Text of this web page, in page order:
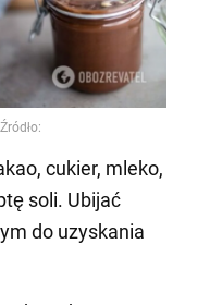
cukier, mleko,
soli. Ubijać
do uzyskania